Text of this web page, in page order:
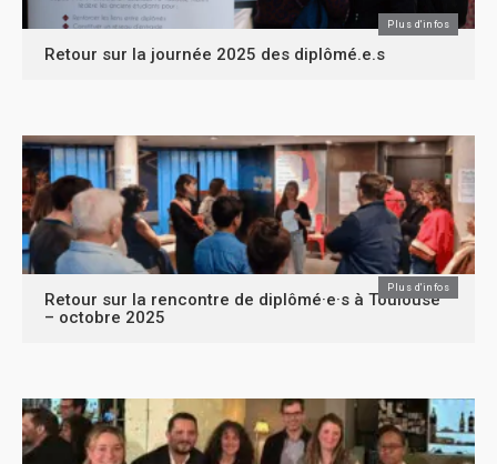
Retour sur la journée 2025 des diplômé.e.s
Plus d'infos
Retour sur la rencontre de diplômé·e·s à Toulouse
– octobre 2025
Plus d'infos